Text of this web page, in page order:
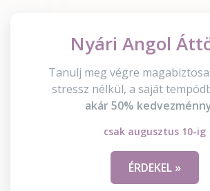
Nyári Angol
Tanulj meg végre
stressz nélkül, a saját
akár 50%
csak augusztus 10-ig
ÉRDEKEL »